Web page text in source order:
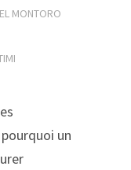
MONTORO
un